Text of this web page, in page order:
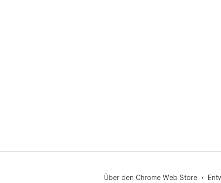
Über den Chrome Web Store